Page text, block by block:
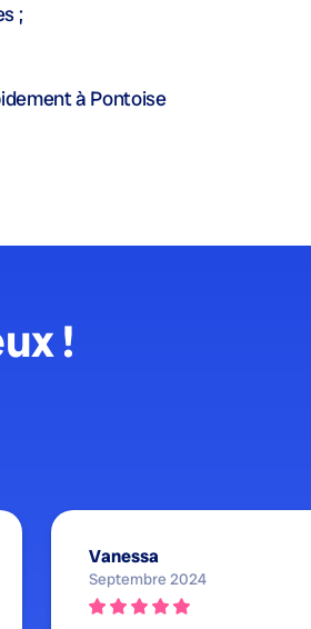
;
à Pontoise
!
Vanessa
Septembre 2024